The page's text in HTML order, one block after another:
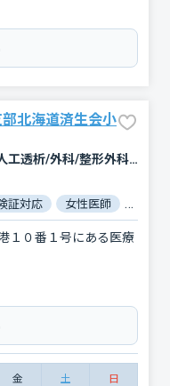
北海道済生会小
内科/神経内科/循環器科/消化器科/人工透析/外科/整形外科/小児科/泌尿器科/精神科・神経科/リハビリテーション/放射線科
証対応 女性医師
１０番１号にある医療
金 土 日